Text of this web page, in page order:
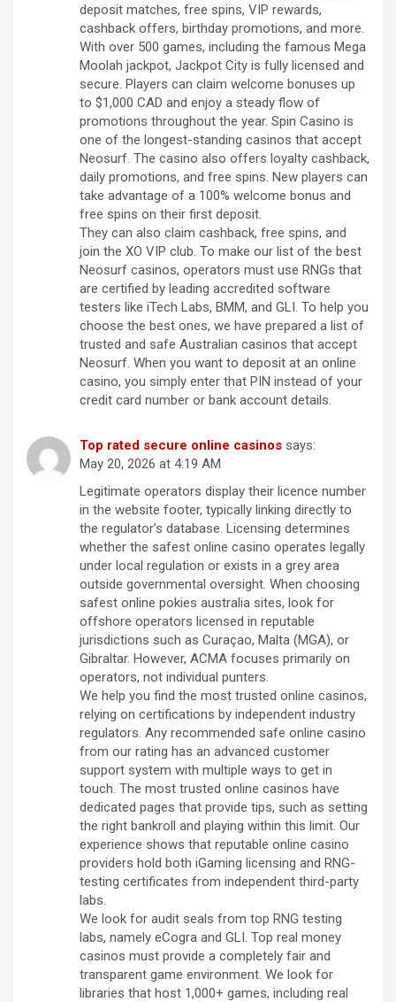
deposit matches, free spins, VIP rewards,
cashback offers, birthday promotions, and more.
With over 500 games, including the famous Mega
Moolah jackpot, Jackpot City is fully licensed and
secure. Players can claim welcome bonuses up
to $1,000 CAD and enjoy a steady flow of
promotions throughout the year. Spin Casino is
one of the longest-standing casinos that accept
Neosurf. The casino also offers loyalty cashback,
daily promotions, and free spins. New players can
take advantage of a 100% welcome bonus and
free spins on their first deposit.
They can also claim cashback, free spins, and
join the XO VIP club. To make our list of the best
Neosurf casinos, operators must use RNGs that
are certified by leading accredited software
testers like iTech Labs, BMM, and GLI. To help you
choose the best ones, we have prepared a list of
trusted and safe Australian casinos that accept
Neosurf. When you want to deposit at an online
casino, you simply enter that PIN instead of your
credit card number or bank account details.
Top rated secure online casinos says:
May 20, 2026 at 4:19 AM
Legitimate operators display their licence number
in the website footer, typically linking directly to
the regulator’s database. Licensing determines
whether the safest online casino operates legally
under local regulation or exists in a grey area
outside governmental oversight. When choosing
safest online pokies australia sites, look for
offshore operators licensed in reputable
jurisdictions such as Curaçao, Malta (MGA), or
Gibraltar. However, ACMA focuses primarily on
operators, not individual punters.
We help you find the most trusted online casinos,
relying on certifications by independent industry
regulators. Any recommended safe online casino
from our rating has an advanced customer
support system with multiple ways to get in
touch. The most trusted online casinos have
dedicated pages that provide tips, such as setting
the right bankroll and playing within this limit. Our
experience shows that reputable online casino
providers hold both iGaming licensing and RNG-
testing certificates from independent third-party
labs.
We look for audit seals from top RNG testing
labs, namely eCogra and GLI. Top real money
casinos must provide a completely fair and
transparent game environment. We look for
libraries that host 1,000+ games, including real